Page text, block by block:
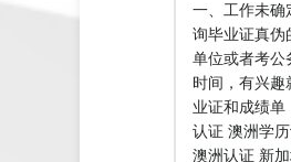
一、工作未确
询毕业证真伪
单位或者考公
时间，有兴
业证和成绩
认证 澳洲学
澳洲认证 新